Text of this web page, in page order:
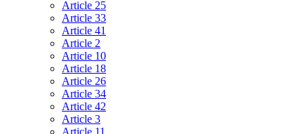
Article 25
Article 33
Article 41
Article 2
Article 10
Article 18
Article 26
Article 34
Article 42
Article 3
Article 11